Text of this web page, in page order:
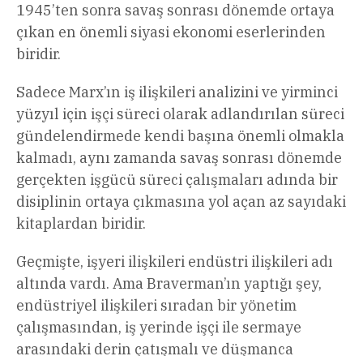
1945’ten sonra savaş sonrası dönemde ortaya
çıkan en önemli siyasi ekonomi eserlerinden
biridir.
Sadece Marx’ın iş ilişkileri analizini ve yirminci
yüzyıl için işçi süreci olarak adlandırılan süreci
gündelendirmede kendi başına önemli olmakla
kalmadı, aynı zamanda savaş sonrası dönemde
gerçekten işgücü süreci çalışmaları adında bir
disiplinin ortaya çıkmasına yol açan az sayıdaki
kitaplardan biridir.
Geçmişte, işyeri ilişkileri endüstri ilişkileri adı
altında vardı. Ama Braverman’ın yaptığı şey,
endüstriyel ilişkileri sıradan bir yönetim
çalışmasından, iş yerinde işçi ile sermaye
arasındaki derin çatışmalı ve düşmanca